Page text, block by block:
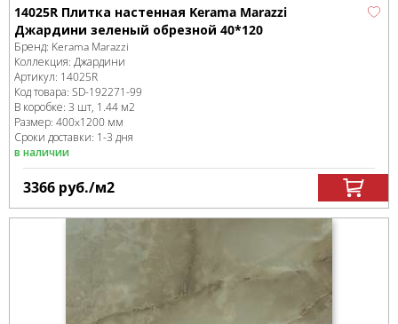
14025R Плитка настенная Kerama Marazzi
Джардини зеленый обрезной 40*120
Бренд: Kerama Marazzi
Коллекция: Джардини
Артикул: 14025R
Код товара: SD-192271-99
В коробке: 3 шт, 1.44 м2
Размер: 400x1200 мм
Сроки доставки: 1-3 дня
в наличии
3366 руб./м2